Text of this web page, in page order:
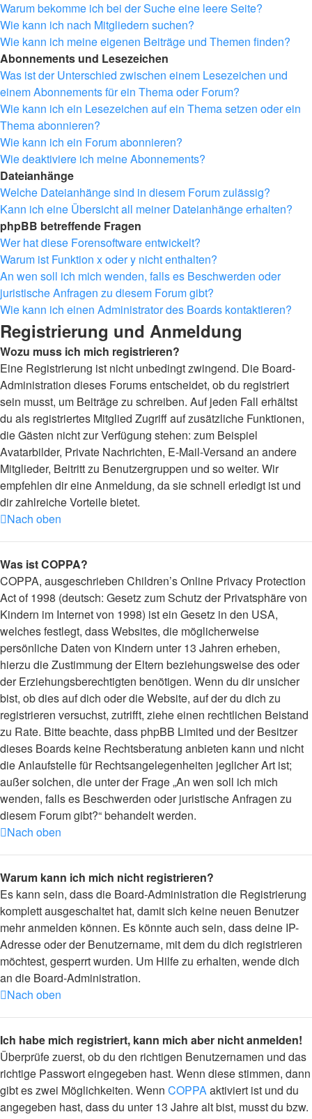
Warum bekomme ich bei der Suche eine leere Seite?
Wie kann ich nach Mitgliedern suchen?
Wie kann ich meine eigenen Beiträge und Themen finden?
Abonnements und Lesezeichen
Was ist der Unterschied zwischen einem Lesezeichen und
einem Abonnements für ein Thema oder Forum?
Wie kann ich ein Lesezeichen auf ein Thema setzen oder ein
Thema abonnieren?
Wie kann ich ein Forum abonnieren?
Wie deaktiviere ich meine Abonnements?
Dateianhänge
Welche Dateianhänge sind in diesem Forum zulässig?
Kann ich eine Übersicht all meiner Dateianhänge erhalten?
phpBB betreffende Fragen
Wer hat diese Forensoftware entwickelt?
Warum ist Funktion x oder y nicht enthalten?
An wen soll ich mich wenden, falls es Beschwerden oder
juristische Anfragen zu diesem Forum gibt?
Wie kann ich einen Administrator des Boards kontaktieren?
Registrierung und Anmeldung
Wozu muss ich mich registrieren?
Eine Registrierung ist nicht unbedingt zwingend. Die Board-
Administration dieses Forums entscheidet, ob du registriert
sein musst, um Beiträge zu schreiben. Auf jeden Fall erhältst
du als registriertes Mitglied Zugriff auf zusätzliche Funktionen,
die Gästen nicht zur Verfügung stehen: zum Beispiel
Avatarbilder, Private Nachrichten, E-Mail-Versand an andere
Mitglieder, Beitritt zu Benutzergruppen und so weiter. Wir
empfehlen dir eine Anmeldung, da sie schnell erledigt ist und
dir zahlreiche Vorteile bietet.
Nach oben
Was ist COPPA?
COPPA, ausgeschrieben Children’s Online Privacy Protection
Act of 1998 (deutsch: Gesetz zum Schutz der Privatsphäre von
Kindern im Internet von 1998) ist ein Gesetz in den USA,
welches festlegt, dass Websites, die möglicherweise
persönliche Daten von Kindern unter 13 Jahren erheben,
hierzu die Zustimmung der Eltern beziehungsweise des oder
der Erziehungsberechtigten benötigen. Wenn du dir unsicher
bist, ob dies auf dich oder die Website, auf der du dich zu
registrieren versuchst, zutrifft, ziehe einen rechtlichen Beistand
zu Rate. Bitte beachte, dass phpBB Limited und der Besitzer
dieses Boards keine Rechtsberatung anbieten kann und nicht
die Anlaufstelle für Rechtsangelegenheiten jeglicher Art ist;
außer solchen, die unter der Frage „An wen soll ich mich
wenden, falls es Beschwerden oder juristische Anfragen zu
diesem Forum gibt?“ behandelt werden.
Nach oben
Warum kann ich mich nicht registrieren?
Es kann sein, dass die Board-Administration die Registrierung
komplett ausgeschaltet hat, damit sich keine neuen Benutzer
mehr anmelden können. Es könnte auch sein, dass deine IP-
Adresse oder der Benutzername, mit dem du dich registrieren
möchtest, gesperrt wurden. Um Hilfe zu erhalten, wende dich
an die Board-Administration.
Nach oben
Ich habe mich registriert, kann mich aber nicht anmelden!
Überprüfe zuerst, ob du den richtigen Benutzernamen und das
richtige Passwort eingegeben hast. Wenn diese stimmen, dann
gibt es zwei Möglichkeiten. Wenn COPPAaktiviert ist und du
angegeben hast, dass du unter 13 Jahre alt bist, musst du bzw.